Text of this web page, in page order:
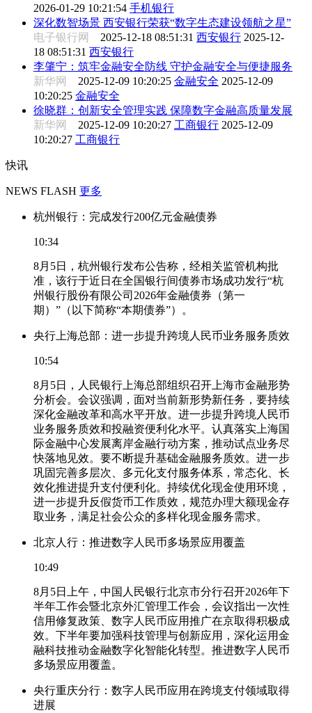
2026-01-29 10:21:54 手机银行
深化数智场景 西安银行荣获“数字生态建设领航之星”
电子银行网 2025-12-18 08:51:31 西安银行 2025-12-
18 08:51:31 西安银行
李肇宁：筑牢金融安全防线 守护金融安全与便捷服务
新华网 2025-12-09 10:20:25 金融安全 2025-12-09
10:20:25 金融安全
徐晓群：创新安全管理实践 保障数字金融高质量发展
新华网 2025-12-09 10:20:27 工商银行 2025-12-09
10:20:27 工商银行
快讯
NEWS FLASH 更多
杭州银行：完成发行200亿元金融债券
10:34
8月5日，杭州银行发布公告称，经相关监管机构批
准，该行于近日在全国银行间债券市场成功发行“杭
州银行股份有限公司2026年金融债券（第一
期）”（以下简称“本期债券”）。
央行上海总部：进一步提升跨境人民币业务服务质效
10:54
8月5日，人民银行上海总部组织召开上海市金融形势
分析会。会议强调，面对当前新形势新任务，要持续
深化金融改革和高水平开放。进一步提升跨境人民币
业务服务质效和投融资便利化水平。认真落实上海国
际金融中心发展离岸金融行动方案，推动试点业务尽
快落地见效。要不断提升基础金融服务质效。进一步
巩固完善多层次、多元化支付服务体系，常态化、长
效化推进提升支付便利化。持续优化现金使用环境，
进一步提升反假货币工作质效，规范办理大额现金存
取业务，满足社会公众的多样化现金服务需求。
北京人行：推进数字人民币多场景应用覆盖
10:49
8月5日上午，中国人民银行北京市分行召开2026年下
半年工作会暨北京外汇管理工作会，会议指出一次性
信用修复政策、数字人民币应用推广在京取得积极成
效。下半年要加强科技管理与创新应用，深化运用金
融科技推动金融数字化智能化转型。推进数字人民币
多场景应用覆盖。
央行重庆分行：数字人民币应用在跨境支付领域取得
进展